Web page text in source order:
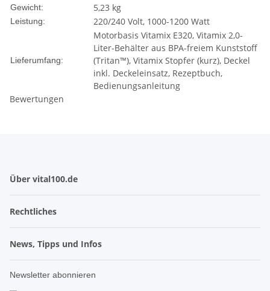
Gewicht: 5,23 kg
Leistung: 220/240 Volt, 1000-1200 Watt
Lieferumfang:
Motorbasis Vitamix E320, Vitamix 2,0-
Liter-Behälter aus BPA-freiem Kunststoff
(Tritan™), Vitamix Stopfer (kurz), Deckel
inkl. Deckeleinsatz, Rezeptbuch,
Bedienungsanleitung
Bewertungen
Über vital100.de
Rechtliches
News, Tipps und Infos
Newsletter abonnieren